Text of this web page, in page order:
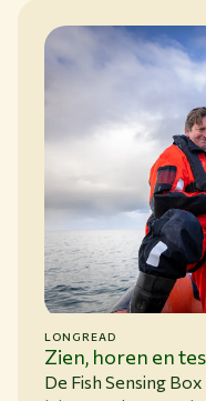
LONGREAD
Zien, horen en
De Fish Sensing